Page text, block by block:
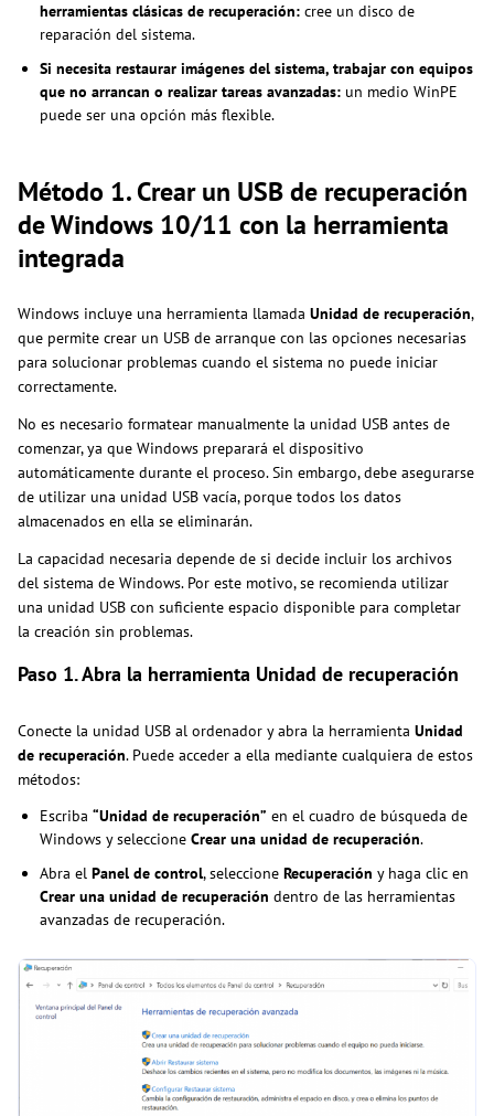
herramientas clásicas de recuperación: cree un disco de
reparación del sistema.
Si necesita restaurar imágenes del sistema, trabajar con equipos
que no arrancan o realizar tareas avanzadas: un medio WinPE
puede ser una opción más flexible.
Método 1. Crear un USB de recuperación
de Windows 10/11 con la herramienta
integrada
Windows incluye una herramienta llamada Unidad de recuperación,
que permite crear un USB de arranque con las opciones necesarias
para solucionar problemas cuando el sistema no puede iniciar
correctamente.
No es necesario formatear manualmente la unidad USB antes de
comenzar, ya que Windows preparará el dispositivo
automáticamente durante el proceso. Sin embargo, debe asegurarse
de utilizar una unidad USB vacía, porque todos los datos
almacenados en ella se eliminarán.
La capacidad necesaria depende de si decide incluir los archivos
del sistema de Windows. Por este motivo, se recomienda utilizar
una unidad USB con suficiente espacio disponible para completar
la creación sin problemas.
Paso 1. Abra la herramienta Unidad de recuperación
Conecte la unidad USB al ordenador y abra la herramienta Unidad
de recuperación. Puede acceder a ella mediante cualquiera de estos
métodos:
Escriba “Unidad de recuperación” en el cuadro de búsqueda de
Windows y seleccione Crear una unidad de recuperación.
Abra el Panel de control, seleccione Recuperación y haga clic en
Crear una unidad de recuperación dentro de las herramientas
avanzadas de recuperación.